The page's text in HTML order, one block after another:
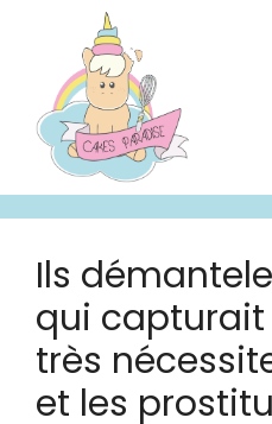
contenu
Ils
qui
très
et les